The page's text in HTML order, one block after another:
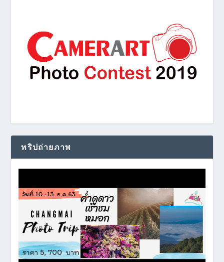
ทริปถ่ายภาพ